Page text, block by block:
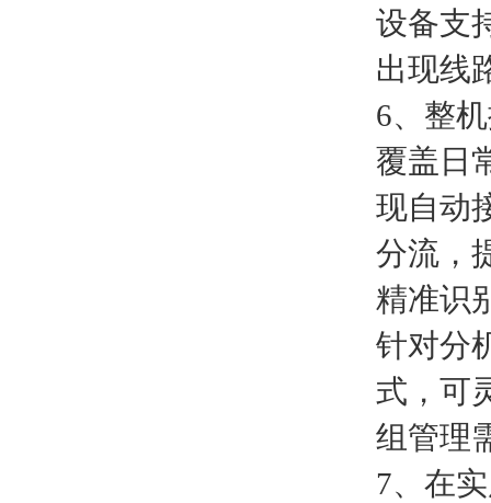
设备支
出现线
6、整
覆盖日
现自动
分流，
精准识
针对分
式，可
组管理
7、在